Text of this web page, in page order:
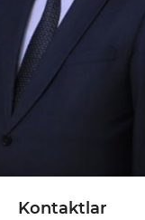
Kontaktlar